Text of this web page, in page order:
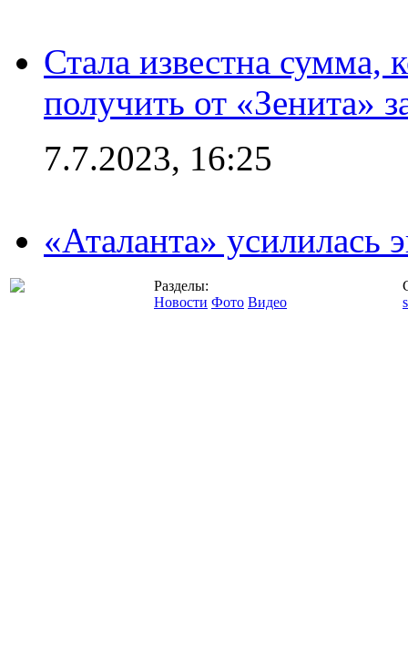
Стала известна сумма,
получить от «Зенита»
7.7.2023, 16:25
«Аталанта»
Разделы:
Новости Фото Видео